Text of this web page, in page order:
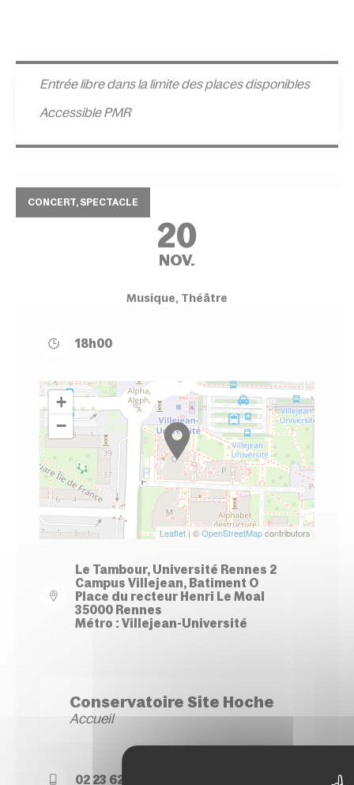
Entrée libre dans la limite des places disponibles
Accessible PMR
CONCERT, SPECTACLE
20
NOV.
Musique, Théâtre
18h00
+
−
Leaflet | ©OpenStreetMapcontributors
Le Tambour, Université Rennes 2
Campus Villejean, Batiment O
Place du recteur Henri Le Moal
35000 Rennes
Métro : Villejean-Université
Conservatoire Site Hoche
Accueil
02 23 62 22 50